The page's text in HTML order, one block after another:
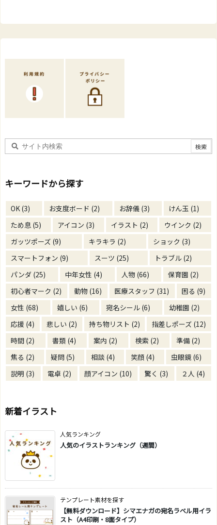
キーワードから探す
OK (3) お支度ボード (2) お辞儀(3) けん玉 (1)
ため息 (5) アイコン (3) イラスト (2) ウインク (2)
ガッツポーズ (9) キラキラ (2) ショック (3)
スマートフォン (9) スーツ (25) トラブル (2)
パンダ (25) 中年女性 (4) 人物(66) 保育園 (2)
初心者マーク (2) 動物 (16) 医療スタッフ (31) 困る (9)
女性 (68) 嬉しい (6) 宛名シール (6) 幼稚園 (2)
応援 (4) 悲しい (2) 持ち物リスト (2) 指差しポーズ (12)
時間 (2) 書類 (4) 案内 (2) 検索 (2) 準備 (2)
焦る (2) 疑問(5) 相談 (4) 笑顔 (4) 虫眼鏡 (6)
説明 (3) 電卓 (2) 顔アイコン (10) 驚く (3) ２人 (4)
新着イラスト
人気ランキング
人気のイラストランキング（週間）
テンプレート素材を探す
【無料ダウンロード】シマエナガの宛名ラベル用イラ
スト（A4印刷・8面タイプ）